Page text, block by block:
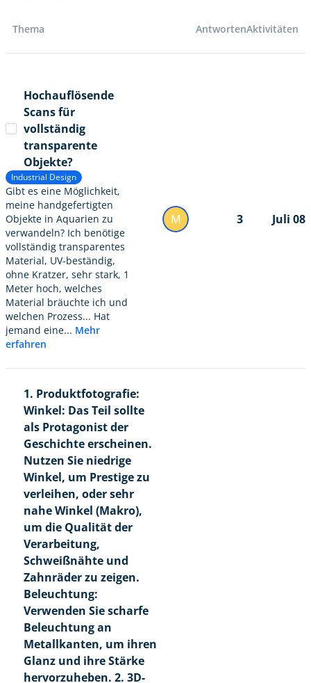
Thema AntwortenAktivitäten
Hochauflösende
Scans für
vollständig
transparente
Objekte?
Industrial Design
Gibt es eine Möglichkeit,
meine handgefertigten
Objekte in Aquarien zu
verwandeln? Ich benötige
vollständig transparentes
Material, UV-beständig,
ohne Kratzer, sehr stark, 1
Meter hoch, welches
Material bräuchte ich und
welchen Prozess... Hat
jemand eine... Mehr
erfahren
M 3 Juli 08
1. Produktfotografie:
Winkel: Das Teil sollte
als Protagonist der
Geschichte erscheinen.
Nutzen Sie niedrige
Winkel, um Prestige zu
verleihen, oder sehr
nahe Winkel (Makro),
um die Qualität der
Verarbeitung,
Schweißnähte und
Zahnräder zu zeigen.
Beleuchtung:
Verwenden Sie scharfe
Beleuchtung an
Metallkanten, um ihren
Glanz und ihre Stärke
hervorzuheben. 2. 3D-